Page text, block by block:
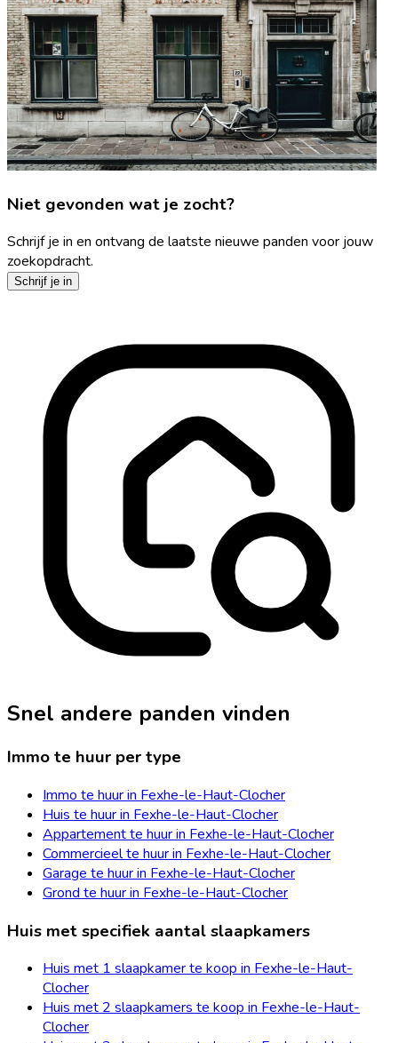
Niet gevonden wat je zocht?
Schrijf je in en ontvang de laatste nieuwe panden voor jouw
zoekopdracht.
Schrijf je in
Snel andere panden vinden
Immo te huur per type
Immo te huur in Fexhe-le-Haut-Clocher
Huis te huur in Fexhe-le-Haut-Clocher
Appartement te huur in Fexhe-le-Haut-Clocher
Commercieel te huur in Fexhe-le-Haut-Clocher
Garage te huur in Fexhe-le-Haut-Clocher
Grond te huur in Fexhe-le-Haut-Clocher
Huis met specifiek aantal slaapkamers
Huis met 1 slaapkamer te koop in Fexhe-le-Haut-
Clocher
Huis met 2 slaapkamers te koop in Fexhe-le-Haut-
Clocher